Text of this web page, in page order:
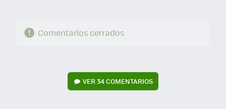
Comentarios cerrados
VER34 COMENTARIOS